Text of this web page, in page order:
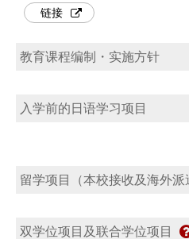
链接
教育课程编制・实施方针
入学前的日语学习项目
留学项目（本校接收及海外派
双学位项目及联合学位项目